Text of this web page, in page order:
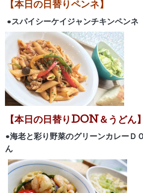
【本日の日替りペンネ】
•スパイシーケイジャンチキンペンネ
【本日の日替りDON＆うどん】
•海老と彩り野菜のグリーンカレーＤ
ん